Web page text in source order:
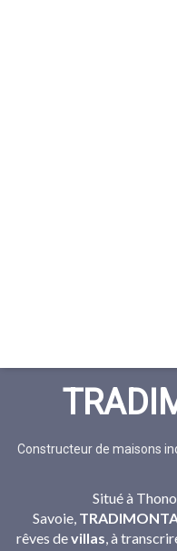
Constructeur de maisons
Situé à
Savoie,
rêves devillas, à